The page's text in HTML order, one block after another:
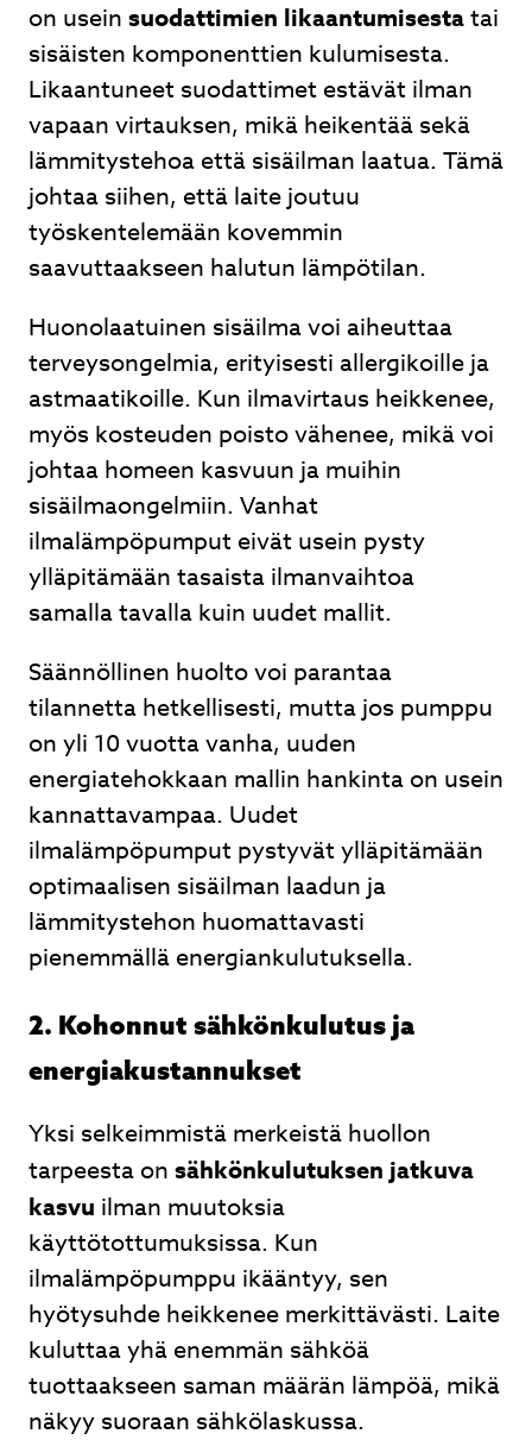
on usein suodattimien likaantumisestatai
sisäisten komponenttien kulumisesta.
Likaantuneet suodattimet estävät ilman
vapaan virtauksen, mikä heikentää sekä
lämmitystehoa että sisäilman laatua. Tämä
johtaa siihen, että laite joutuu
työskentelemään kovemmin
saavuttaakseen halutun lämpötilan.
Huonolaatuinen sisäilma voi aiheuttaa
terveysongelmia, erityisesti allergikoille ja
astmaatikoille. Kun ilmavirtaus heikkenee,
myös kosteuden poisto vähenee, mikä voi
johtaa homeen kasvuun ja muihin
sisäilmaongelmiin. Vanhat
ilmalämpöpumput eivät usein pysty
ylläpitämään tasaista ilmanvaihtoa
samalla tavalla kuin uudet mallit.
Säännöllinen huolto voi parantaa
tilannetta hetkellisesti, mutta jos pumppu
on yli 10 vuotta vanha, uuden
energiatehokkaan mallin hankinta on usein
kannattavampaa. Uudet
ilmalämpöpumput pystyvät ylläpitämään
optimaalisen sisäilman laadun ja
lämmitystehon huomattavasti
pienemmällä energiankulutuksella.
2. Kohonnut sähkönkulutus ja
energiakustannukset
Yksi selkeimmistä merkeistä huollon
tarpeesta on sähkönkulutuksen jatkuva
kasvu ilman muutoksia
käyttötottumuksissa. Kun
ilmalämpöpumppu ikääntyy, sen
hyötysuhde heikkenee merkittävästi. Laite
kuluttaa yhä enemmän sähköä
tuottaakseen saman määrän lämpöä, mikä
näkyy suoraan sähkölaskussa.